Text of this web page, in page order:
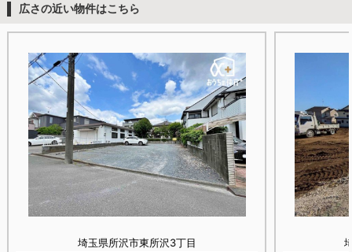
広さの近い物件はこちら
埼玉県所沢市東所沢3丁目